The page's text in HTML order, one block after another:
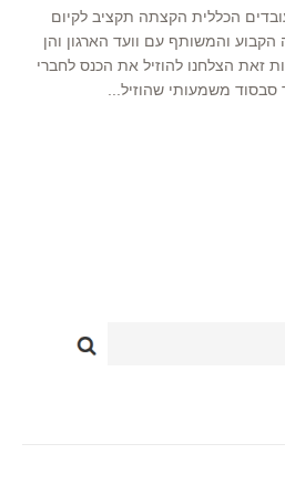
הכללית הקצתה תקציב לקיום
והמשותף עם וועד הארגון והן
זאת הצלחנו להוזיל את הכנס לחברי
סבסוד משמעותי שהוזיל...